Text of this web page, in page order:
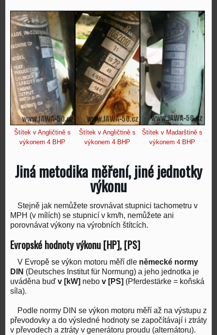
Štítek v Angličtině s
výkonem 4 BHP
Štítek v Angličtině s
výkonem 4 BHP
Štítek v Madarštině s
výkonem 4 BHP
Jiná metodika měření, jiné jednotky
výkonu
Stejně jak nemůžete srovnávat stupnici tachometru v
MPH (v mílích) se stupnicí v km/h, nemůžete ani
porovnávat výkony na výrobních štítcích.
Evropské hodnoty výkonu [HP], [PS]
V Evropě se výkon motoru měří dle německé normy
DIN (Deutsches Institut für Normung) a jeho jednotka je
uváděna buď v [kW] nebo v [PS] (Pferdestärke = koňská
síla).
Podle normy DIN se výkon motoru měří až na výstupu z
převodovky a do výsledné hodnoty se započítávají i ztráty
v převodech a ztráty v generátoru proudu (alternátoru).